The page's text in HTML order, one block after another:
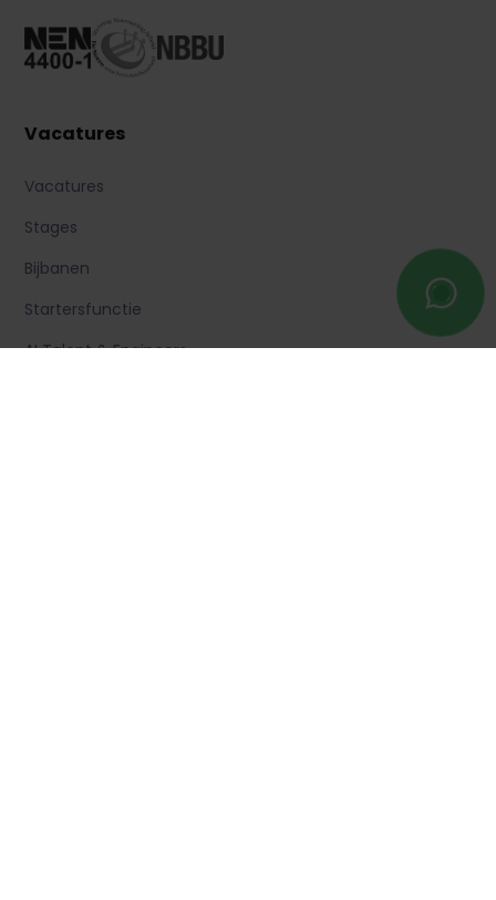
Vacatures
Vacatures
Stages
Bijbanen
Startersfunctie
AI Talent & Engineers